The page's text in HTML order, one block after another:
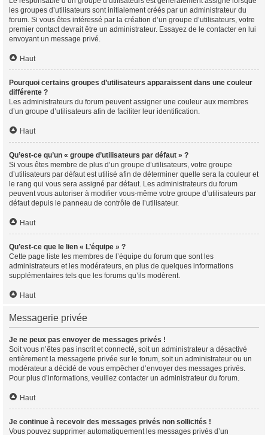
les groupes d’utilisateurs sont initialement créés par un administrateur du
forum. Si vous êtes intéressé par la création d’un groupe d’utilisateurs, votre
premier contact devrait être un administrateur. Essayez de le contacter en lui
envoyant un message privé.
Haut
Pourquoi certains groupes d’utilisateurs apparaissent dans une couleur
différente ?
Les administrateurs du forum peuvent assigner une couleur aux membres
d’un groupe d’utilisateurs afin de faciliter leur identification.
Haut
Qu’est-ce qu’un « groupe d’utilisateurs par défaut » ?
Si vous êtes membre de plus d’un groupe d’utilisateurs, votre groupe
d’utilisateurs par défaut est utilisé afin de déterminer quelle sera la couleur et
le rang qui vous sera assigné par défaut. Les administrateurs du forum
peuvent vous autoriser à modifier vous-même votre groupe d’utilisateurs par
défaut depuis le panneau de contrôle de l’utilisateur.
Haut
Qu’est-ce que le lien « L’équipe » ?
Cette page liste les membres de l’équipe du forum que sont les
administrateurs et les modérateurs, en plus de quelques informations
supplémentaires tels que les forums qu’ils modèrent.
Haut
Messagerie privée
Je ne peux pas envoyer de messages privés !
Soit vous n’êtes pas inscrit et connecté, soit un administrateur a désactivé
entièrement la messagerie privée sur le forum, soit un administrateur ou un
modérateur a décidé de vous empêcher d’envoyer des messages privés.
Pour plus d’informations, veuillez contacter un administrateur du forum.
Haut
Je continue à recevoir des messages privés non sollicités !
Vous pouvez supprimer automatiquement les messages privés d’un